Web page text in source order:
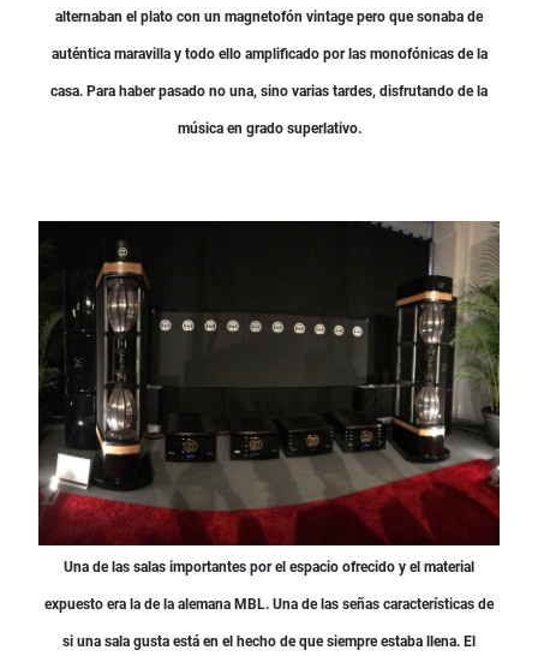
alternaban el plato con un magnetofón vintage pero que sonaba de
auténtica maravilla y todo ello amplificado por las monofónicas de la
casa. Para haber pasado no una, sino varias tardes, disfrutando de la
música en grado superlativo.
Una de las salas importantes por el espacio ofrecido y el material
expuesto era la de la alemana MBL. Una de las señas características de
si una sala gusta está en el hecho de que siempre estaba llena. El